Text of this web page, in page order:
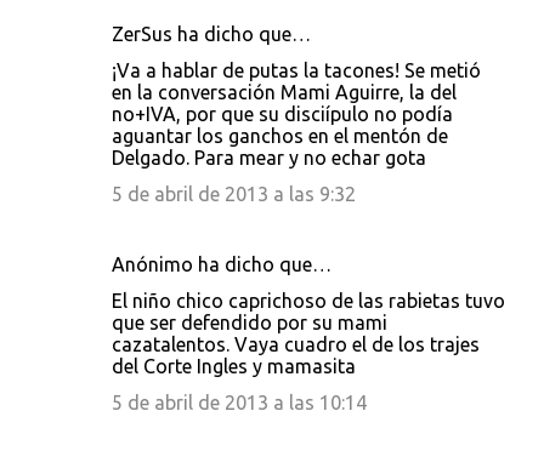
ZerSus ha dicho que…
¡Va a hablar de putas la tacones! Se metió
en la conversación Mami Aguirre, la del
no+IVA, por que su disciípulo no podía
aguantar los ganchos en el mentón de
Delgado. Para mear y no echar gota
5 de abril de 2013 a las 9:32
Anónimo ha dicho que…
El niño chico caprichoso de las rabietas tuvo
que ser defendido por su mami
cazatalentos. Vaya cuadro el de los trajes
del Corte Ingles y mamasita
5 de abril de 2013 a las 10:14